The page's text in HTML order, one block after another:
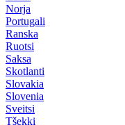
Norja
Portugali
Ranska
Ruotsi
Saksa
Skotlanti
Slovakia
Slovenia
Sveitsi
Tšekki